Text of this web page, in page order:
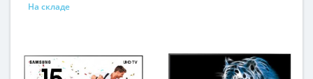
На складе